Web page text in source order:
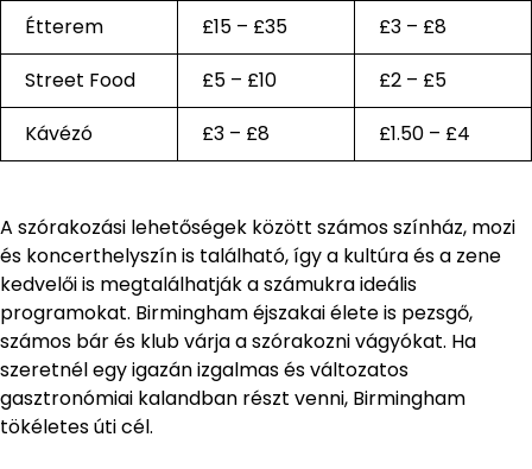
Étterem £15 – £35
£3 – £8
Street Food
£5 – £10
£2 – £5
Kávézó
£3 – £8 £1.50 – £4
A szórakozási lehetőségek között számos színház, mozi
és koncerthelyszín is található, így a kultúra és a zene
kedvelői is megtalálhatják a számukra ideális
programokat. Birmingham éjszakai élete is pezsgő,
számos bár és klub várja a szórakozni vágyókat. Ha
szeretnél egy igazán izgalmas és változatos
gasztronómiai kalandban részt venni, Birmingham
tökéletes úti cél.